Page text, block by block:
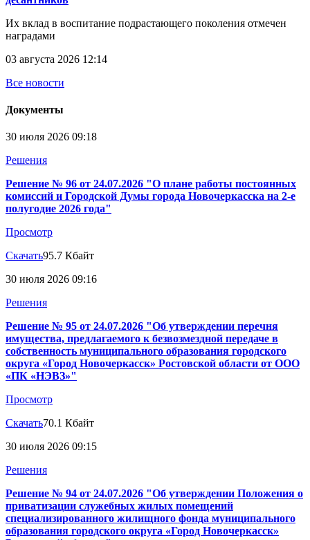
Их вклад в воспитание подрастающего поколения отмечен
наградами
03 августа 2026 12:14
Все новости
Документы
30 июля 2026 09:18
Решения
Решение № 96 от 24.07.2026 "О плане работы постоянных
комиссий и Городской Думы города Новочеркасска на 2-е
полугодие 2026 года"
Просмотр
Скачать95.7 Кбайт
30 июля 2026 09:16
Решения
Решение № 95 от 24.07.2026 "Об утверждении перечня
имущества, предлагаемого к безвозмездной передаче в
собственность муниципального образования городского
округа «Город Новочеркасск» Ростовской области от ООО
«ПК «НЭВЗ»"
Просмотр
Скачать70.1 Кбайт
30 июля 2026 09:15
Решения
Решение № 94 от 24.07.2026 "Об утверждении Положения о
приватизации служебных жилых помещений
специализированного жилищного фонда муниципального
образования городского округа «Город Новочеркасск»